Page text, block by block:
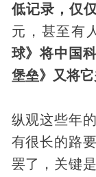
低记录，仅仅
元，甚至有
球》将中国
堡垒》又将它
纵观这些年
有很长的路
罢了，关键